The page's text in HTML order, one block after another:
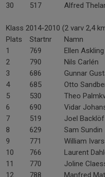
30
517 Alfred
Klass 2014-2010 (2 varv 2,4
Plats
Startnr Namn
1
769 Ellen Askling
2
790 Nils Carlén
3
686 Gunnar
4
685 Otto
5
530 Theo
6
690 Vidar
7
519 Joel Backlöf
8
629 Sam Sundin
9
771 William
10
766 Laurent
11
770 Joline
12
788 Manfred